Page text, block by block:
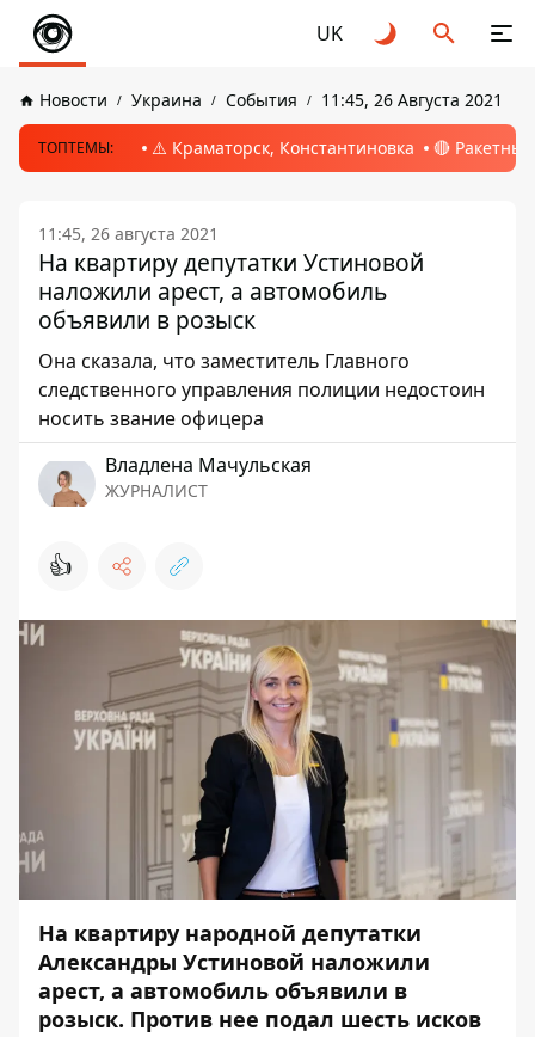
UK
Новости Украина События 11:45, 26 Августа 2021
ТОПТЕМЫ: ⚠️ Краматорск, Константиновка 🔴
11:45, 26 августа 2021
На квартиру депутатки Устиновой
наложили арест, а автомобиль
объявили в розыск
Она сказала, что заместитель Главного
следственного управления полиции недостоин
носить звание офицера
Владлена Мачульская
ЖУРНАЛИСТ
👍
На квартиру народной депутатки
Александры Устиновой наложили
арест, а автомобиль объявили в
розыск. Против нее подал шесть исков